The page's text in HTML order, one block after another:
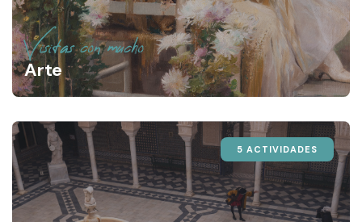
Visitas con mucho
Arte
5 ACTIVIDADES